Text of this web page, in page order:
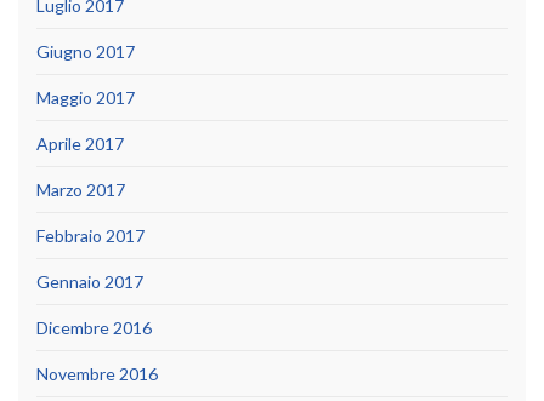
Luglio 2017
Giugno 2017
Maggio 2017
Aprile 2017
Marzo 2017
Febbraio 2017
Gennaio 2017
Dicembre 2016
Novembre 2016